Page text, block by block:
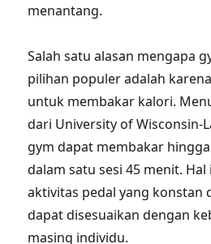
menantang.
Salah satu alasan mengapa
pilihan populer adalah
untuk membakar kalori.
dari University of Wisconsin-
gym dapat membakar
dalam satu sesi 45 menit.
aktivitas pedal yang konstan
dapat disesuaikan dengan
masing individu.